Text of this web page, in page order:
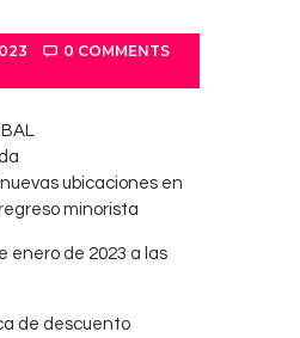
0 COMMENTS
ubicaciones en
minorista
enero de 2023 a las
de descuento